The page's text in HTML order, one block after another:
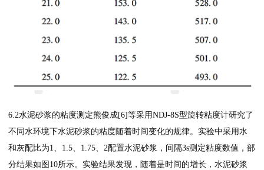
6.2水泥砂浆的粘度测定熊俊成[6]等采用NDJ-8S型旋转粘度计研究了
不同水环境下水泥砂浆的粘度随着时间变化的规律。实验中采用水
和灰配比为1、1.5、1.75、2配置水泥砂浆，间隔3s测定粘度数值，部
分结果如图10所示。实验结果发现，随着是时间的增长，水泥砂浆